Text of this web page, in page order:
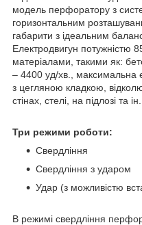
модель перфоратору з
горизонтальним
габарити з ідеальним
Електродвигун потужністю
матеріалами, такими як:
– 4400 уд/хв., максимальна
з цегляною кладкою,
стінах, стелі, на підлозі та ін.
Три режими роботи:
Свердління
Свердління з ударом
Удар (з можливістю
В режимі свердління